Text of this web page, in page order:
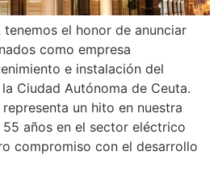
el honor de anunciar
como empresa
e instalación del
Ciudad Autónoma de Ceuta.
un hito en nuestra
años en el sector eléctrico
compromiso con el desarrollo